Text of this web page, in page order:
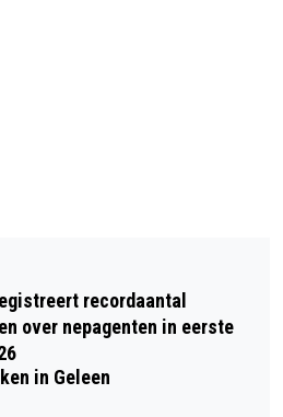
WALLET FROM 1
GELDT
JAARWISSELING
recordaantal
over nepagenten in eerste
in Geleen